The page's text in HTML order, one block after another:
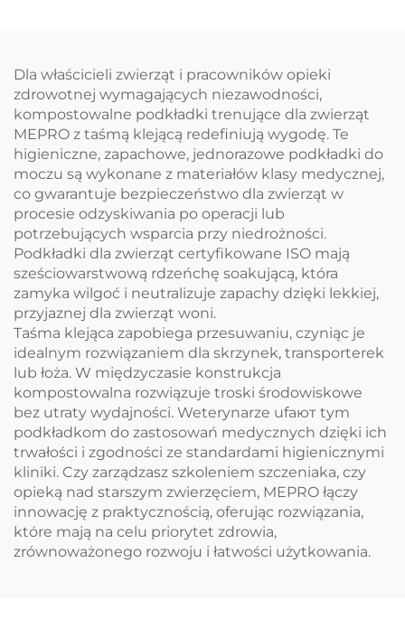
Dla właścicieli zwierząt i pracowników opieki
zdrowotnej wymagających niezawodności,
kompostowalne podkładki trenujące dla zwierząt
MEPRO z taśmą klejącą redefiniują wygodę. Te
higieniczne, zapachowe, jednorazowe podkładki do
moczu są wykonane z materiałów klasy medycznej,
co gwarantuje bezpieczeństwo dla zwierząt w
procesie odzyskiwania po operacji lub
potrzebujących wsparcia przy niedrożności.
Podkładki dla zwierząt certyfikowane ISO mają
sześciowarstwową rdzeńchę soakującą, która
zamyka wilgoć i neutralizuje zapachy dzięki lekkiej,
przyjaznej dla zwierząt woni.
Taśma klejąca zapobiega przesuwaniu, czyniąc je
idealnym rozwiązaniem dla skrzynek, transporterek
lub łoża. W międzyczasie konstrukcja
kompostowalna rozwiązuje troski środowiskowe
bez utraty wydajności. Weterynarze ufaют tym
podkładkom do zastosowań medycznych dzięki ich
trwałości i zgodności ze standardami higienicznymi
kliniki. Czy zarządzasz szkoleniem szczeniaka, czy
opieką nad starszym zwierzęciem, MEPRO łączy
innowację z praktycznością, oferując rozwiązania,
które mają na celu priorytet zdrowia,
zrównoważonego rozwoju i łatwości użytkowania.